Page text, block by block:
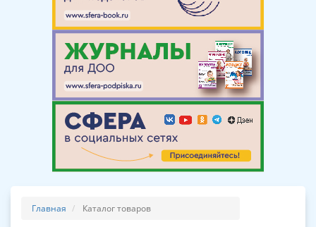
Главная Каталог товаров